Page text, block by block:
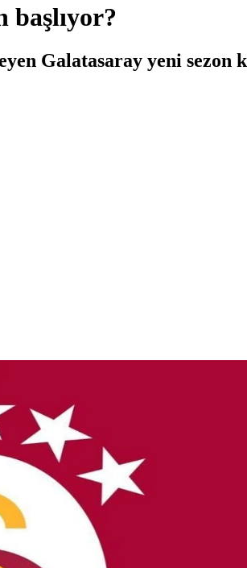
başlıyor?
Galatasaray yeni sezon